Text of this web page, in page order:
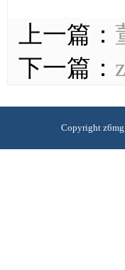
上一篇：
下一篇：
Copyright